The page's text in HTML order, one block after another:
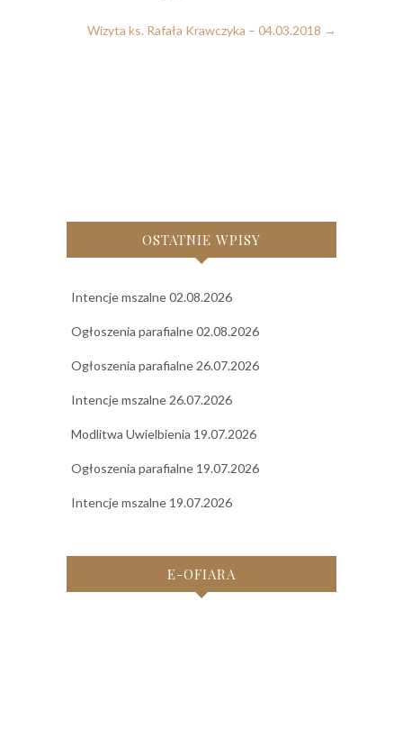
Wizyta ks. Rafała Krawczyka – 04.03.2018 →
OSTATNIE WPISY
Intencje mszalne 02.08.2026
Ogłoszenia parafialne 02.08.2026
Ogłoszenia parafialne 26.07.2026
Intencje mszalne 26.07.2026
Modlitwa Uwielbienia 19.07.2026
Ogłoszenia parafialne 19.07.2026
Intencje mszalne 19.07.2026
E-OFIARA